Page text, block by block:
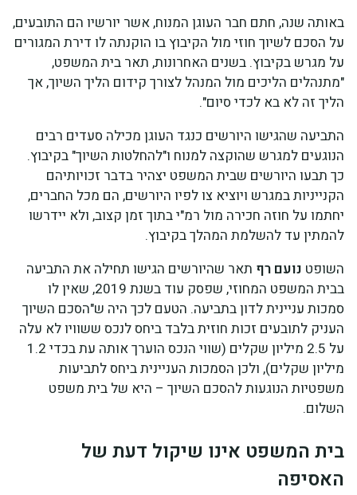
באותה שנה, חתם חבר העוגן המנוח, אשר יורשיו הם התובעים,
על הסכם לשיוך חוזי מול הקיבוץ בו הוקנתה לו דירת המגורים
על מגרש בקיבוץ. בשנים האחרונות, תאר בית המשפט,
"מתנהלים הליכים מול המנהל לצורך קידום הליך השיוך, אך
הליך זה לא בא לכדי סיום".
התביעה שהגישו היורשים כנגד העוגן מכילה סעדים רבים
הנוגעים למגרש שהוקצה למנוח ו"להחלטות השיוך" בקיבוץ.
כך תבעו היורשים שבית המשפט יצהיר בדבר זכויותיהם
הקנייניות במגרש ויוציא צו לפיו היורשים, הם מכל החברים,
יחתמו על חוזה חכירה מול רמ"י בתוך זמן קצוב, ולא יידרשו
להמתין עד להשלמת המהלך בקיבוץ.
השופט נועם רף תאר שהיורשים הגישו תחילה את התביעה
בבית המשפט המחוזי, שפסק עוד בשנת 2019, שאין לו
סמכות עניינית לדון בתביעה. הטעם לכך היה ש"הסכם השיוך
העניק לתובעים זכות חוזית בלבד ביחס לנכס ששוויו לא עלה
על 2.5 מיליון שקלים (שווי הנכס הוערך אותה עת בכדי 1.2
מיליון שקלים), ולכן הסמכות העניינית ביחס לתביעות
משפטיות הנוגעות להסכם השיוך – היא של בית משפט
השלום.
בית המשפט אינו שיקול דעת של
האסיפה